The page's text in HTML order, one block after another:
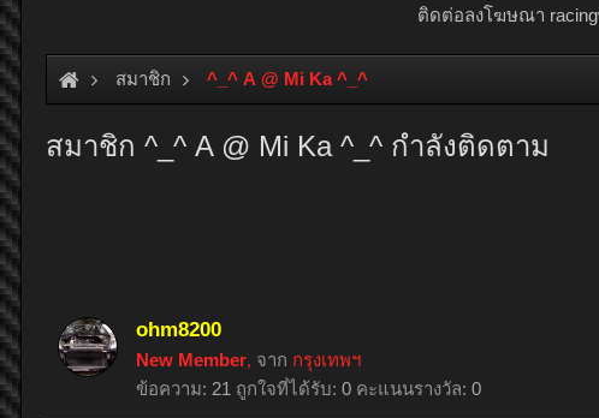
ติดต่อลงโฆษณา
สมาชิก ^_^ A @ Mi Ka ^_^
สมาชิก ^_^ A @ Mi Ka ^_^ กำลังติดตาม
ohm8200
New Member, จาก กรุงเทพฯ
ข้อความ: 21 ถูกใจที่ได้รับ: 0 คะแนนรางวัล: 0